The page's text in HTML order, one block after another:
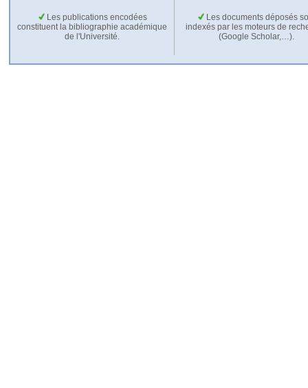
Les publications encodées
constituent la bibliographie académique
de l'Université.
Les documents déposés
indexés par les moteurs de
(Google Scholar,…).